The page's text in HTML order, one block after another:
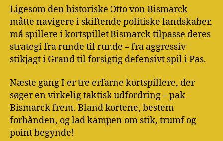
Ligesom den historiske Otto von Bismarck
måtte navigere i skiftende politiske landskaber,
må spillere i kortspillet Bismarck tilpasse deres
strategi fra runde til runde – fra aggressiv
stikjagt i Grand til forsigtig defensivt spil i Pas.
Næste gang I er tre erfarne kortspillere, der
søger en virkelig taktisk udfordring – pak
Bismarck frem. Bland kortene, bestem
forhånden, og lad kampen om stik, trumf og
point begynde!